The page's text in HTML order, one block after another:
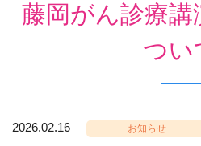
藤岡がん診療講
つい
2026.02.16 お知らせ